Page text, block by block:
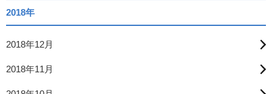
2018年
2018年12月
2018年11月